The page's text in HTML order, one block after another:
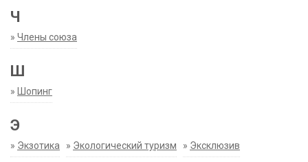
Ч
» Члены союза
Ш
» Шопинг
Э
» Экзотика » Экологический туризм » Эксклюзив